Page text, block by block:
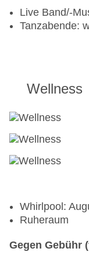
Live Band/-
Tanzabende:
Wellness
Whirlpool:
Ruheraum
Gegen Gebühr